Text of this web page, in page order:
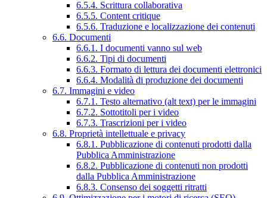
6.5.4. Scrittura collaborativa
6.5.5. Content critique
6.5.6. Traduzione e localizzazione dei contenuti
6.6. Documenti
6.6.1. I documenti vanno sul web
6.6.2. Tipi di documenti
6.6.3. Formato di lettura dei documenti elettronici
6.6.4. Modalità di produzione dei documenti
6.7. Immagini e video
6.7.1. Testo alternativo (alt text) per le immagini
6.7.2. Sottotitoli per i video
6.7.3. Trascrizioni per i video
6.8. Proprietà intellettuale e privacy
6.8.1. Pubblicazione di contenuti prodotti dalla
Pubblica Amministrazione
6.8.2. Pubblicazione di contenuti non prodotti
dalla Pubblica Amministrazione
6.8.3. Consenso dei soggetti ritratti